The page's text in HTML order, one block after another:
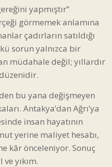
yapmıştır”
görmemek anlamına
çadırların satıldığı
sorun yalnızca bir
müdahale değil; yıllardır
bu yana değişmeyen
Antakya’dan Ağrı’ya
insan hayatının
yerine maliyet hesabı,
kâr önceleniyor. Sonuç
yıkım.